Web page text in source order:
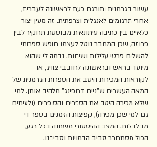
עשור בגרמנית ותורגם כעת לראשונה לעברית,
אחרי תרגומים לאנגלית וצרפתית. זה מעין יצור
כלאיים בין כתיבה עיתונאית מבוססת תחקיר לבין
פרוזה, שכן המחבר נוטל לעצמו חופש ספרותי
להשלים פרטי עלילות ושיחות. נדמה לי שהוא
מיועד בראש ובראשונה לחובבי צוויג, או
לקוראות המכירות היטב את הספרות הגרמנית של
המאה העשרים ש"ניים דרופינג" מלהיב אותן. למי
שלא מכירה היטב את הספרים והסופרים (ולעיתים
גם למי שכן מכירה), קפיצות הזמנים בספר די
מבלבלות. המצב ההיסטורי משתנה בכל רגע,
הכול מסתחרר סביב הדמויות וסביבנו.